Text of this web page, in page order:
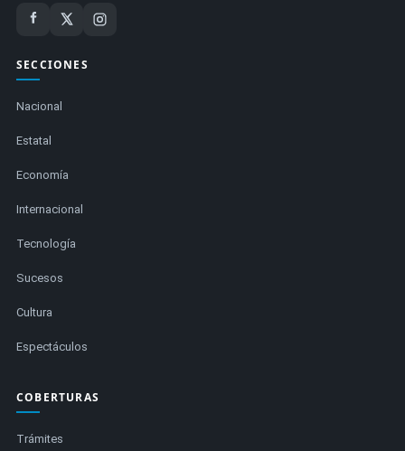
SECCIONES
Nacional
Estatal
Economía
Internacional
Tecnología
Sucesos
Cultura
Espectáculos
COBERTURAS
Trámites